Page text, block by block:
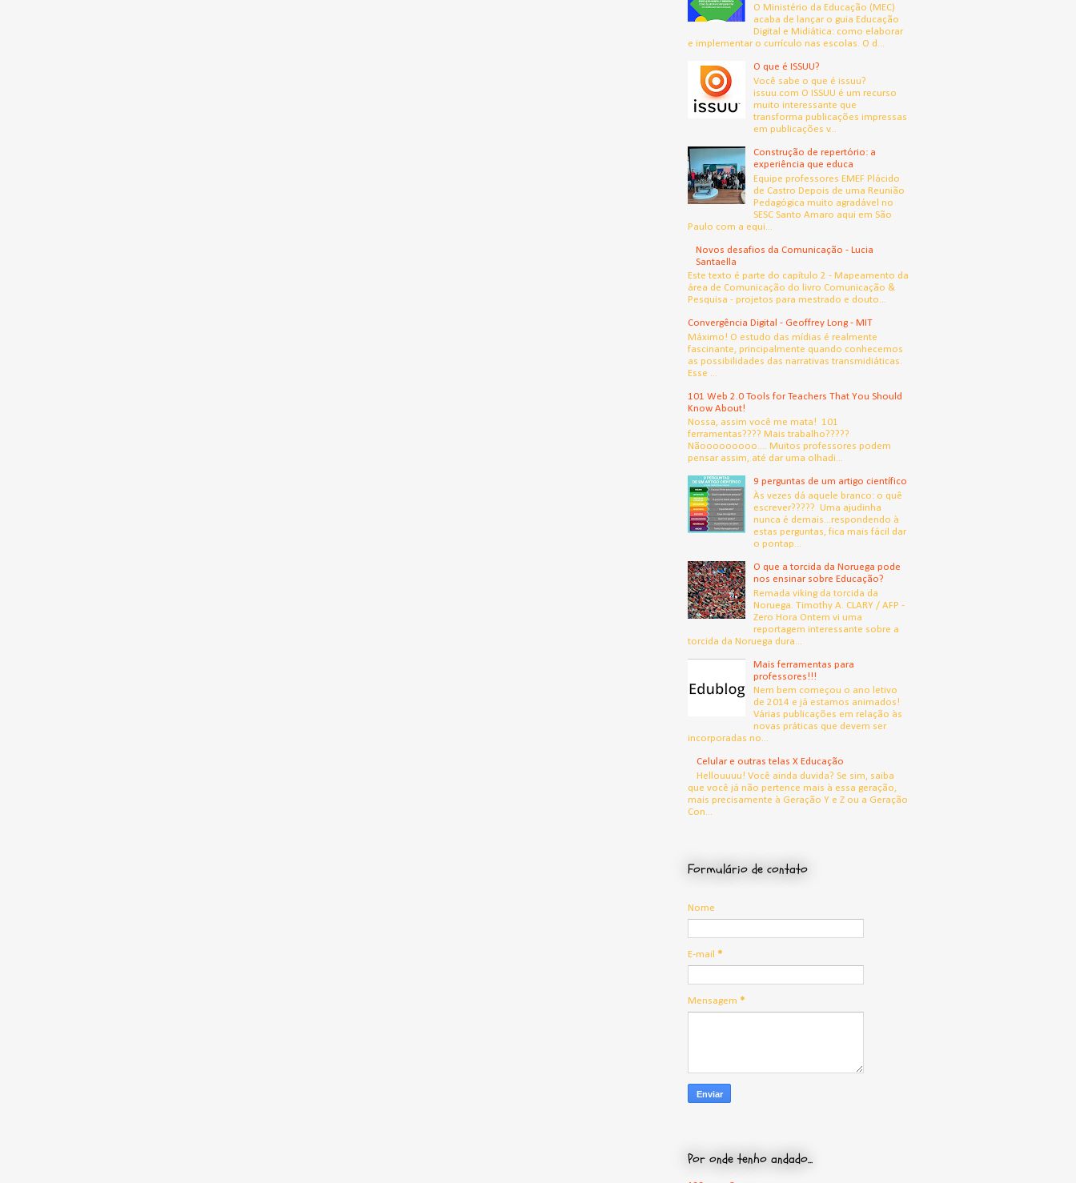
O Ministério da Educação (MEC)
acaba de lançar o guia Educação
Digital e Midiática: como elaborar
e implementar o currículo nas escolas. O d...
O que é ISSUU?
Você sabe o que é issuu?
issuu.com O ISSUU é um recurso
muito interessante que
transforma publicações impressas
em publicações v...
Construção de repertório: a
experiência que educa
Equipe professores EMEF Plácido
de Castro Depois de uma Reunião
Pedagógica muito agradável no
SESC Santo Amaro aqui em São
Paulo com a equi...
Novos desafios da Comunicação - Lucia
Santaella
Este texto é parte do capítulo 2 - Mapeamento da
área de Comunicação do livro Comunicação &
Pesquisa - projetos para mestrado e douto...
Convergência Digital - Geoffrey Long - MIT
Máximo! O estudo das mídias é realmente
fascinante, principalmente quando conhecemos
as possibilidades das narrativas transmidiáticas.
Esse ...
101 Web 2.0 Tools for Teachers That You Should
Know About!
Nossa, assim você me mata! 101
ferramentas???? Mais trabalho?????
Nãooooooooo.... Muitos professores podem
pensar assim, até dar uma olhadi...
9 perguntas de um artigo científico
Às vezes dá aquele branco: o quê
escrever????? Uma ajudinha
nunca é demais...respondendo à
estas perguntas, fica mais fácil dar
o pontap...
O que a torcida da Noruega pode
nos ensinar sobre Educação?
Remada viking da torcida da
Noruega. Timothy A. CLARY / AFP -
Zero Hora Ontem vi uma
reportagem interessante sobre a
torcida da Noruega dura...
Mais ferramentas para
professores!!!
Nem bem começou o ano letivo
de 2014 e já estamos animados!
Várias publicações em relação às
novas práticas que devem ser
incorporadas no...
Celular e outras telas X Educação
Hellouuuu! Você ainda duvida? Se sim, saiba
que você já não pertence mais à essa geração,
mais precisamente à Geração Y e Z ou a Geração
Con...
Formulário de contato
Nome
E-mail *
Mensagem *
Por onde tenho andado...